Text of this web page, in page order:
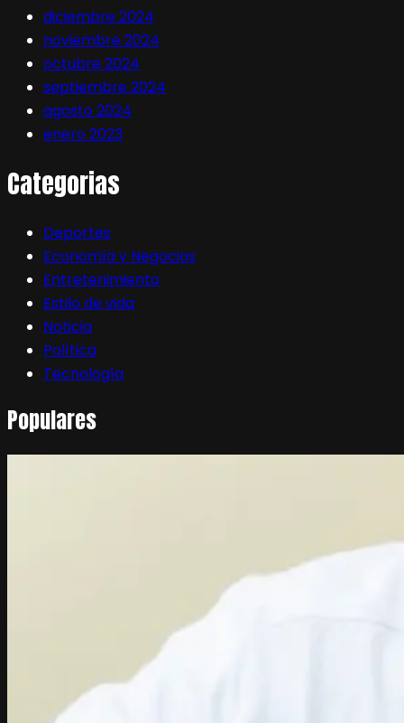
diciembre 2024
noviembre 2024
octubre 2024
septiembre 2024
agosto 2024
enero 2023
Categorias
Deportes
Economía y Negocios
Entretenimiento
Estilo de vida
Noticia
Política
Tecnología
Populares